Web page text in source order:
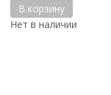
В корзину
Нет в наличии